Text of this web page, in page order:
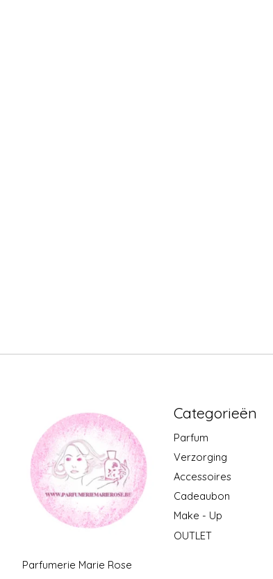
Parfumerie Marie Rose
Categorieën
Parfum
Verzorging
Accessoires
Cadeaubon
Make - Up
OUTLET